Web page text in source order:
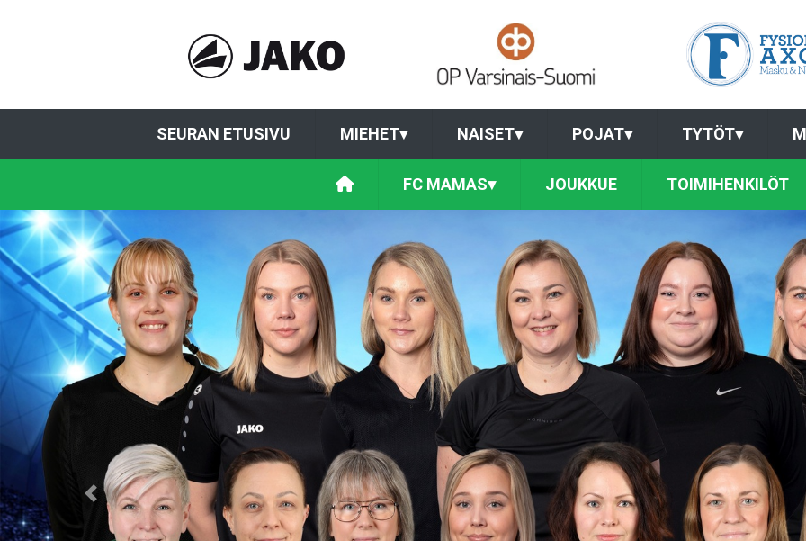
SEURAN ETUSIVU MIEHET▾ NAISET▾ POJAT▾ TYTÖT▾
FC MAMAS▾ JOUKKUE TOIMIHENKILÖT
Previous